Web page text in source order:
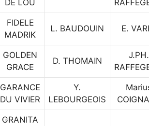
DE LOU
FIDELE
MADRIK
L. BAUDOUIN E.
GOLDEN
GRACE
D. THOMAIN
J.PH.
GARANCE
DU VIVIER
Y.
LEBOURGEOIS
GRANITA